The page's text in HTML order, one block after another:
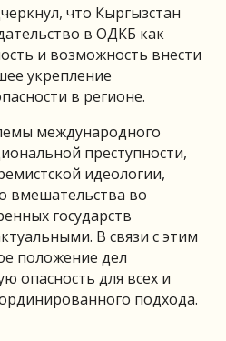
что Кыргызстан
в ОДКБ как
и возможность внести
укрепление
в регионе.
международного
преступности,
идеологии,
вмешательства во
государств
В связи с этим
положение дел
опасность для всех и
подхода.